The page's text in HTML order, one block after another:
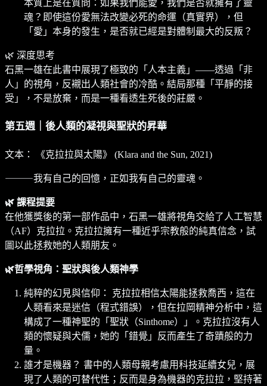
本質上是在質問：如果我們能愛，我們是否就擁有了靈
魂？即使這份愛無法改變必死的命運（真實界），但
「愛」本身的發生，是否就已經是對體制最大的反叛？
🌿 深度思考
石黑一雄在此書中展現了極致的「人本主義」——透過「非
人」的視角，反襯出人類社會的冷酷。結局那種「平靜的接
受」，不是放棄，而是一種看透生死後的莊嚴。
第五週｜後人類的凝視與聖狀的昇華
文本： 《克拉拉與太陽》 (Klara and the Sun, 2021)
⸻我有自己的回憶，正如我有自己的靈魂。
🌿 課程提要
在他獲獎後的第一部作品中，石黑一雄將視角交給了人工智慧
（AF）克拉拉。克拉拉擁有一種近乎宗教般的純真信念，試
圖以此拯救她的人類朋友。
🌿哲學視角：聖狀與後人類神學
純粹的幻見與信仰： 克拉拉相信太陽能拯救喬西，這在
人類看來是迷信（程式錯誤），但在拉岡精神分析中，這
構成了一種神聖的「聖狀（Sinthome）」。克拉拉沒有人
類的懷疑與犬儒，她的「錯覺」反而產生了奇蹟般的力
量。
誰才是機器？ 書中的人類母親考慮用科技延續女兒，展
現了人類的可替代性；反而是身為機器的克拉拉，堅持著